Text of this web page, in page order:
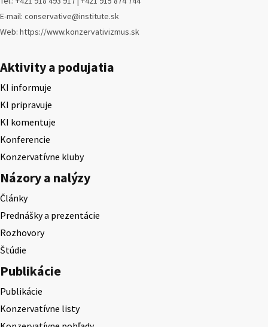
E-mail: conservative@institute.sk
Web: https://www.konzervativizmus.sk
Aktivity a podujatia
KI informuje
KI pripravuje
KI komentuje
Konferencie
Konzervatívne kluby
Názory a nalýzy
Články
Prednášky a prezentácie
Rozhovory
Štúdie
Publikácie
Publikácie
Konzervatívne listy